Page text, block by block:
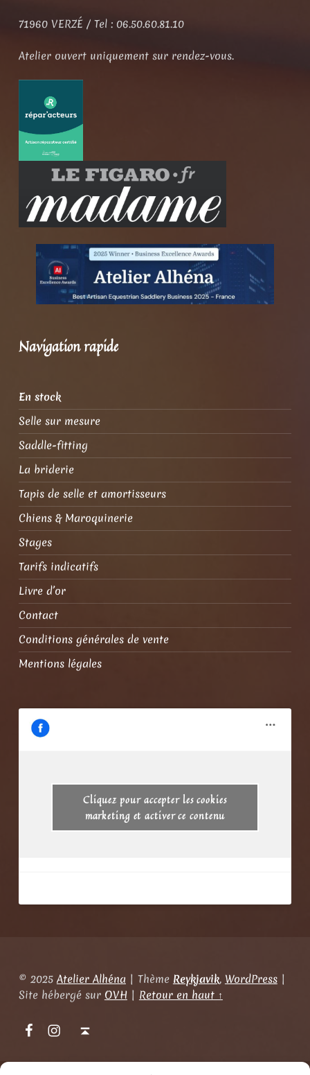
71960 VERZÉ / Tel : 06.50.60.81.10
Atelier ouvert uniquement sur rendez-vous.
Navigation rapide
En stock
Selle sur mesure
Saddle-fitting
La briderie
Tapis de selle et amortisseurs
Chiens & Maroquinerie
Stages
Tarifs indicatifs
Livre d’or
Contact
Conditions générales de vente
Mentions légales
Cliquez pour accepter les cookies
marketing et activer ce contenu
© 2025 Atelier Alhéna | Thème Reykjavik, WordPress|
Site hébergé sur OVH| Retour en haut ↑
Atelier Alhéna sur Facebook
Atelier Alhéna sur Instagram